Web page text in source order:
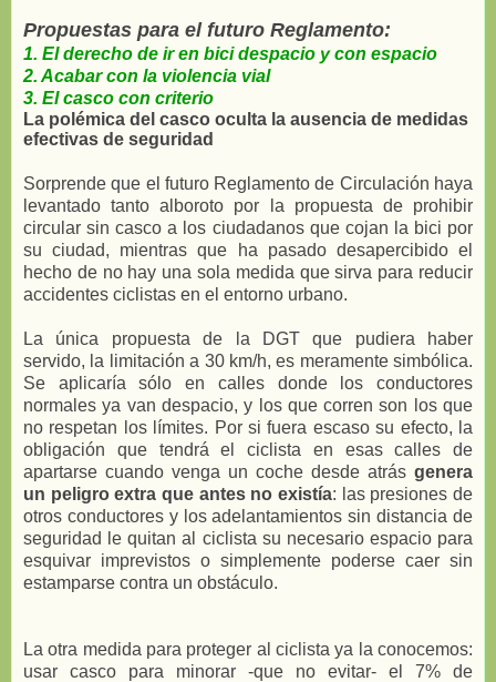
Propuestas para el futuro Reglamento:
1. El derecho de ir en bici despacio y con espacio
2. Acabar con la violencia vial
3. El casco con criterio
La polémica del casco oculta la ausencia de medidas
efectivas de seguridad
Sorprende que el futuro Reglamento de Circulación haya
levantado tanto alboroto por la propuesta de prohibir
circular sin casco a los ciudadanos que cojan la bici por
su ciudad, mientras que ha pasado desapercibido el
hecho de no hay una sola medida que sirva para reducir
accidentes ciclistas en el entorno urbano.
La única propuesta de la DGT que pudiera haber
servido, la limitación a 30 km/h, es meramente simbólica.
Se aplicaría sólo en calles donde los conductores
normales ya van despacio, y los que corren son los que
no respetan los límites. Por si fuera escaso su efecto, la
obligación que tendrá el ciclista en esas calles de
apartarse cuando venga un coche desde atrás genera
un peligro extra que antes no existía: las presiones de
otros conductores y los adelantamientos sin distancia de
seguridad le quitan al ciclista su necesario espacio para
esquivar imprevistos o simplemente poderse caer sin
estamparse contra un obstáculo.
La otra medida para proteger al ciclista ya la conocemos:
usar casco para minorar -que no evitar- el 7% de